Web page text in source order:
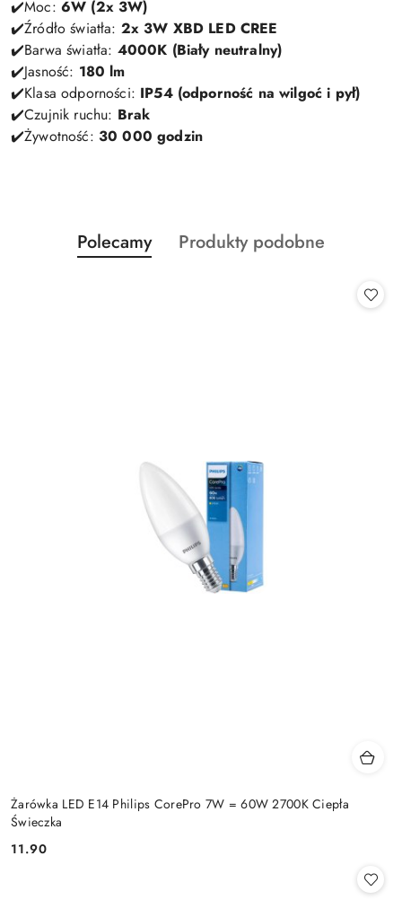
✔️Moc: 6W (2x 3W)
✔️Źródło światła: 2x 3W XBD LED CREE
✔️Barwa światła: 4000K (Biały neutralny)
✔️Jasność: 180 lm
✔️Klasa odporności: IP54 (odporność na wilgoć i pył)
✔️Czujnik ruchu: Brak
✔️Żywotność: 30 000 godzin
Pomiń karuzelę produktów
Produkty
o
Polecamy
Produkty
Produkty podobne
Żarówka LED E14 Philips CorePro 7W = 60W 2700K Ciepła
Świeczka
Cena:
11.90